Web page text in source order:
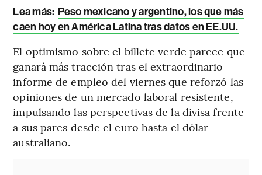
Lea más: Peso mexicano y argentino, los que más
caen hoy en América Latina tras datos en EE.UU.
El optimismo sobre el billete verde parece que
ganará más tracción tras el extraordinario
informe de empleo del viernes que reforzó las
opiniones de un mercado laboral resistente,
impulsando las perspectivas de la divisa frente
a sus pares desde el euro hasta el dólar
australiano.